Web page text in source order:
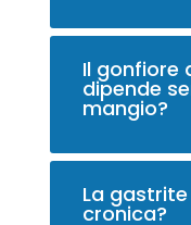
Il gonfiore
dipende
mangio?
La
cronica?